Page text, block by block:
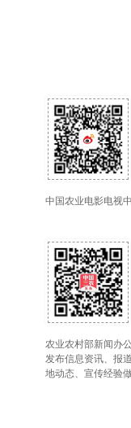
中国农业电影电视
农业农村部新闻办
发布信息资讯、报
地动态、宣传经验